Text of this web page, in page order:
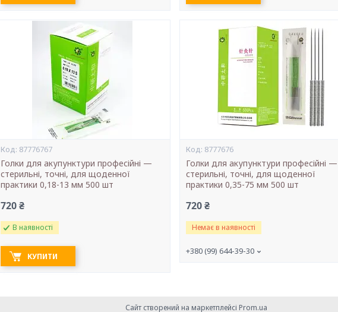
87776767
Голки для акупунктури професійні —
стерильні, точні, для щоденної
практики 0,18-13 мм 500 шт
720 ₴
В наявності
КУПИТИ
8777676
Голки для акупунктури професійні —
стерильні, точні, для щоденної
практики 0,35-75 мм 500 шт
720 ₴
Немає в наявності
+380 (99) 644-39-30
Сайт створений на маркетплейсі Prom.ua